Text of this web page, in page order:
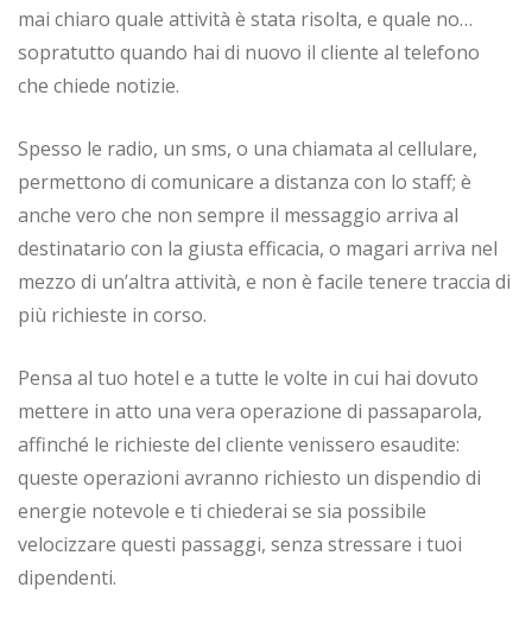
mai chiaro quale attività è stata risolta, e quale no…
sopratutto quando hai di nuovo il cliente al telefono
che chiede notizie.
Spesso le radio, un sms, o una chiamata al cellulare,
permettono di comunicare a distanza con lo staff; è
anche vero che non sempre il messaggio arriva al
destinatario con la giusta efficacia, o magari arriva nel
mezzo di un’altra attività, e non è facile tenere traccia di
più richieste in corso.
Pensa al tuo hotel e a tutte le volte in cui hai dovuto
mettere in atto una vera operazione di passaparola,
affinché le richieste del cliente venissero esaudite:
queste operazioni avranno richiesto un dispendio di
energie notevole e ti chiederai se sia possibile
velocizzare questi passaggi, senza stressare i tuoi
dipendenti.